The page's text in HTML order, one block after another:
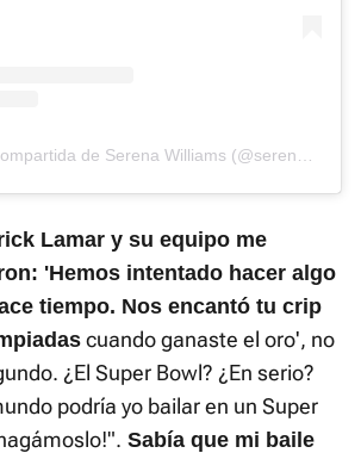
Una publicación compartida de Serena Williams (@serenawilliams)
Lamar y su equipo me
'Hemos intentado hacer algo
tiempo. Nos encantó tu crip
cuando ganaste el oro', no
¿El Super Bowl? ¿En serio?
podría yo bailar en un Super
Sabía que mi baile